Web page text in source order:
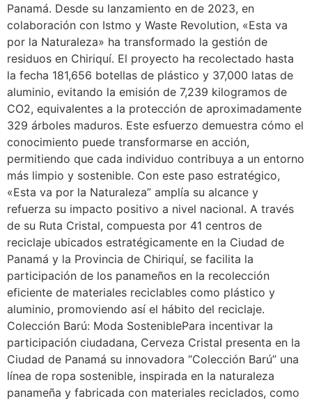
Panamá. Desde su lanzamiento en de 2023, en
colaboración con Istmo y Waste Revolution, «Esta va
por la Naturaleza» ha transformado la gestión de
residuos en Chiriquí. El proyecto ha recolectado hasta
la fecha 181,656 botellas de plástico y 37,000 latas de
aluminio, evitando la emisión de 7,239 kilogramos de
CO2, equivalentes a la protección de aproximadamente
329 árboles maduros. Este esfuerzo demuestra cómo el
conocimiento puede transformarse en acción,
permitiendo que cada individuo contribuya a un entorno
más limpio y sostenible. Con este paso estratégico,
«Esta va por la Naturaleza” amplía su alcance y
refuerza su impacto positivo a nivel nacional. A través
de su Ruta Cristal, compuesta por 41 centros de
reciclaje ubicados estratégicamente en la Ciudad de
Panamá y la Provincia de Chiriquí, se facilita la
participación de los panameños en la recolección
eficiente de materiales reciclables como plástico y
aluminio, promoviendo así el hábito del reciclaje.
Colección Barú: Moda SosteniblePara incentivar la
participación ciudadana, Cerveza Cristal presenta en la
Ciudad de Panamá su innovadora “Colección Barú” una
línea de ropa sostenible, inspirada en la naturaleza
panameña y fabricada con materiales reciclados, como